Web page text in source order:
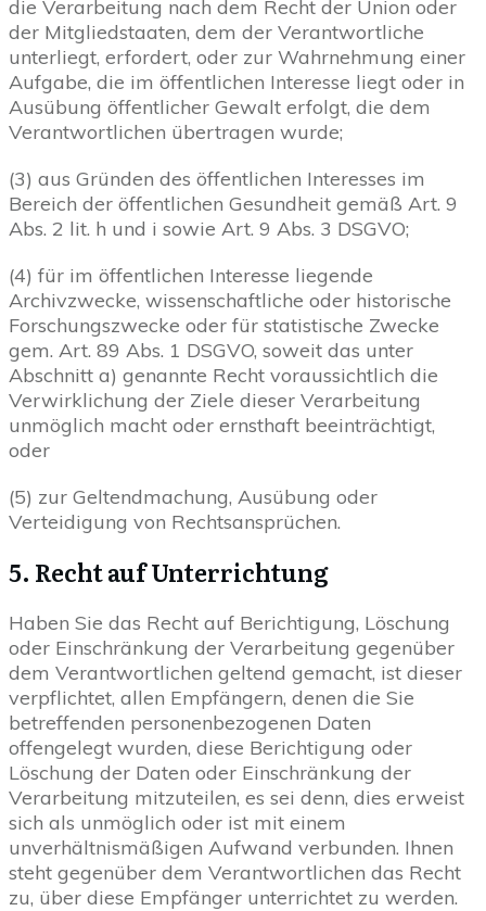
die Verarbeitung nach dem Recht der Union oder
der Mitgliedstaaten, dem der Verantwortliche
unterliegt, erfordert, oder zur Wahrnehmung einer
Aufgabe, die im öffentlichen Interesse liegt oder in
Ausübung öffentlicher Gewalt erfolgt, die dem
Verantwortlichen übertragen wurde;
(3) aus Gründen des öffentlichen Interesses im
Bereich der öffentlichen Gesundheit gemäß Art. 9
Abs. 2 lit. h und i sowie Art. 9 Abs. 3 DSGVO;
(4) für im öffentlichen Interesse liegende
Archivzwecke, wissenschaftliche oder historische
Forschungszwecke oder für statistische Zwecke
gem. Art. 89 Abs. 1 DSGVO, soweit das unter
Abschnitt a) genannte Recht voraussichtlich die
Verwirklichung der Ziele dieser Verarbeitung
unmöglich macht oder ernsthaft beeinträchtigt,
oder
(5) zur Geltendmachung, Ausübung oder
Verteidigung von Rechtsansprüchen.
5. Recht auf Unterrichtung
Haben Sie das Recht auf Berichtigung, Löschung
oder Einschränkung der Verarbeitung gegenüber
dem Verantwortlichen geltend gemacht, ist dieser
verpflichtet, allen Empfängern, denen die Sie
betreffenden personenbezogenen Daten
offengelegt wurden, diese Berichtigung oder
Löschung der Daten oder Einschränkung der
Verarbeitung mitzuteilen, es sei denn, dies erweist
sich als unmöglich oder ist mit einem
unverhältnismäßigen Aufwand verbunden. Ihnen
steht gegenüber dem Verantwortlichen das Recht
zu, über diese Empfänger unterrichtet zu werden.